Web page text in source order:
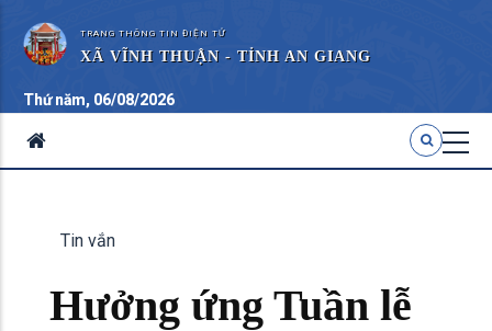
TRANG THÔNG TIN ĐIỆN TỬ
XÃ VĨNH THUẬN - TỈNH AN GIANG
Thứ năm, 06/08/2026
Tin vắn
Hưởng ứng Tuần lễ